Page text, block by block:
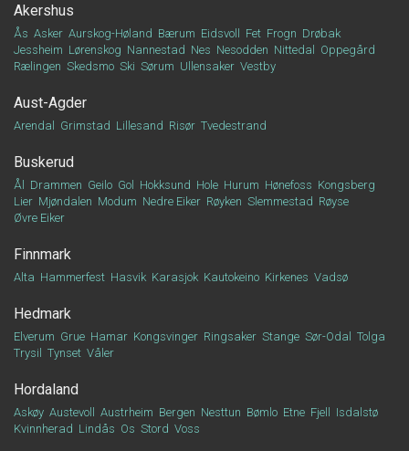
Akershus
Ås Asker Aurskog-Høland Bærum Eidsvoll Fet Frogn Drøbak
Jessheim Lørenskog Nannestad Nes Nesodden Nittedal
Oppegård
Rælingen Skedsmo Ski Sørum Ullensaker Vestby
Aust-Agder
Arendal Grimstad Lillesand Risør Tvedestrand
Buskerud
Ål Drammen Geilo Gol Hokksund Hole Hurum Hønefoss Kongsberg
Lier Mjøndalen Modum Nedre Eiker Røyken Slemmestad Røyse
Øvre Eiker
Finnmark
Alta Hammerfest Hasvik Karasjok Kautokeino Kirkenes Vadsø
Hedmark
Elverum Grue Hamar Kongsvinger Ringsaker Stange Sør-Odal
Tolga
Trysil
Tynset Våler
Hordaland
Askøy Austevoll Austrheim Bergen Nesttun Bømlo Etne Fjell
Isdalstø
Kvinnherad Lindås Os Stord Voss